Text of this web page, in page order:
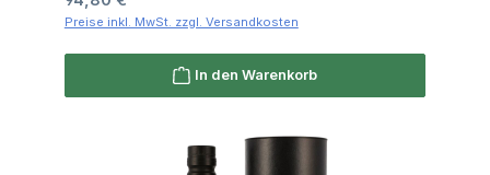
Preise inkl. MwSt. zzgl. Versandkosten
In den Warenkorb